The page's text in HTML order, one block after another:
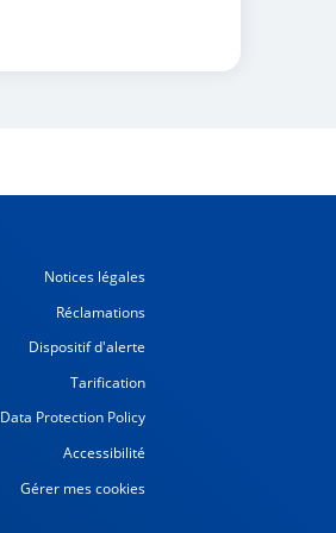
Notices légales
Réclamations
Dispositif d'alerte
Tarification
Data Protection Policy
Accessibilité
Gérer mes cookies